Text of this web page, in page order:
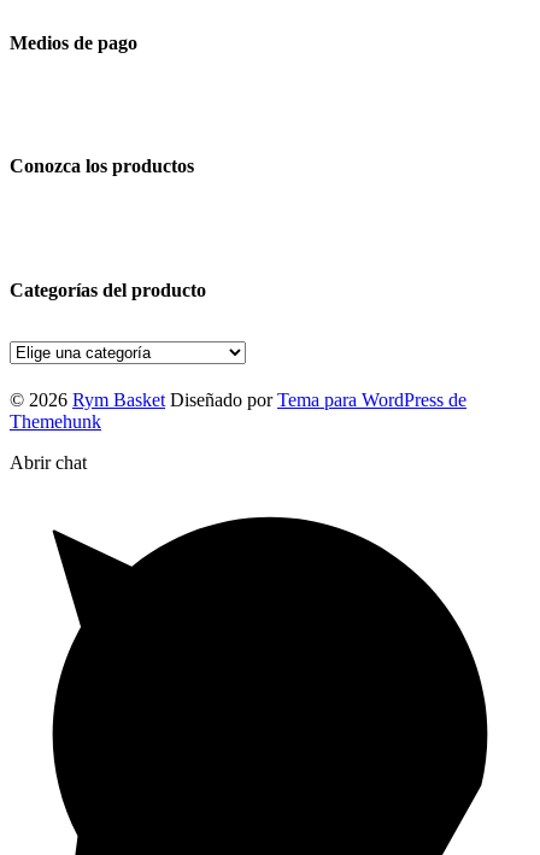
Medios de pago
Conozca los productos
Categorías del producto
© 2026 Rym Basket Diseñado por Tema para WordPress de
Themehunk
Abrir chat